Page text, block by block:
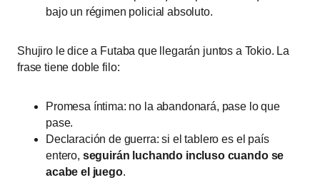
bajo un régimen policial absoluto.
Shujiro le dice a Futaba que llegarán juntos a Tokio. La
frase tiene doble filo:
Promesa íntima: no la abandonará, pase lo que
pase.
Declaración de guerra: si el tablero es el país
entero, seguirán luchando incluso cuando se
acabe el juego.